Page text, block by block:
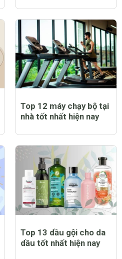
Top 12 máy chạy bộ tại
nhà tốt nhất hiện nay
Top 13 dầu gội cho da
dầu tốt nhất hiện nay